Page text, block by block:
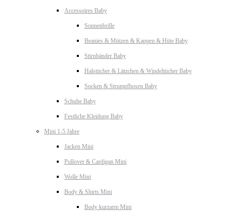
Accessoires Baby
Sonnenbrille
Beanies & Mützen & Kappen & Hüte Baby
Stirnbänder Baby
Halstücher & Lätzchen & Windeltücher Baby
Socken & Strumpfhosen Baby
Schuhe Baby
Festliche Kleidung Baby
Mini 1-5 Jahre
Jacken Mini
Pullover & Cardigan Mini
Wolle Mini
Body & Shirts Mini
Body kurzarm Mini